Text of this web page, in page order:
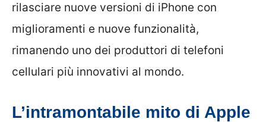
rilasciare nuove versioni di iPhone con
miglioramenti e nuove funzionalità,
rimanendo uno dei produttori di telefoni
cellulari più innovativi al mondo.
L’intramontabile mito di Apple